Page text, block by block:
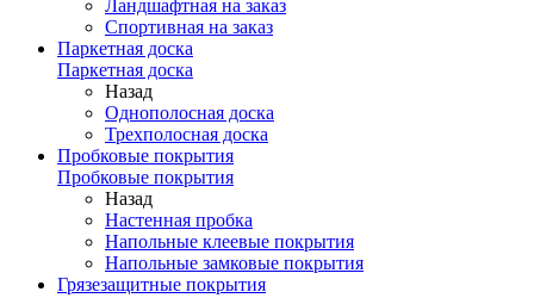
Ландшафтная на заказ
Спортивная на заказ
Паркетная доска
Паркетная доска
Назад
Однополосная доска
Трехполосная доска
Пробковые покрытия
Пробковые покрытия
Назад
Настенная пробка
Напольные клеевые покрытия
Напольные замковые покрытия
Грязезащитные покрытия